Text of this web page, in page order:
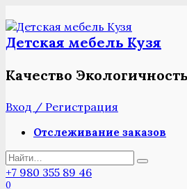
к
содержанию
Детская мебель Кузя
Качество
Вход / Регистрация
Отслеживание заказов
Search
for:
+7 980 355 89 46
0